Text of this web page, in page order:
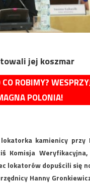
jej koszmar
ROBIMY?
POLONIA!
kamienicy przy
Komisja Weryfikacyjna,
lokatorów dopuścili się
Hanny